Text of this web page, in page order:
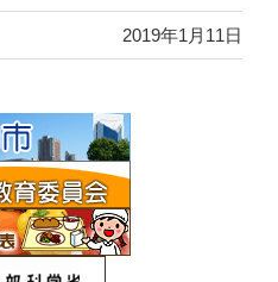
2019年1月11日